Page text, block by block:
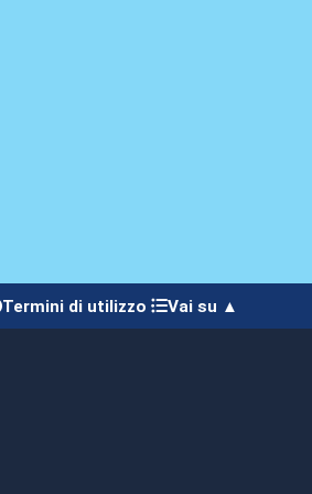
Termini di utilizzo Vai su ▲